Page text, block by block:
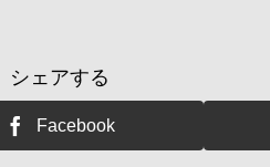
シェアする
Facebook